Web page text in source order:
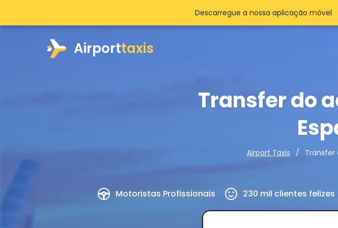
Airporttaxis
Transfer do
Airport Taxis Transfer
Motoristas Profissionais 230 mil clientes felizes
Descarregue a nossa aplicação móvel